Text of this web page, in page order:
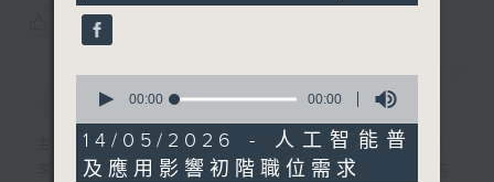
您喜歡這個節目嗎?
簡介 GIST
主持人：陸宇光、陳燕萍、梁家永、李家文、
李文、潘蔚林、楊立門、戴希立、林緻茵、何
seconds
0
seconds
00:00 00:00
14/05/2026 - 人工智能普
及應用影響初階職位需求